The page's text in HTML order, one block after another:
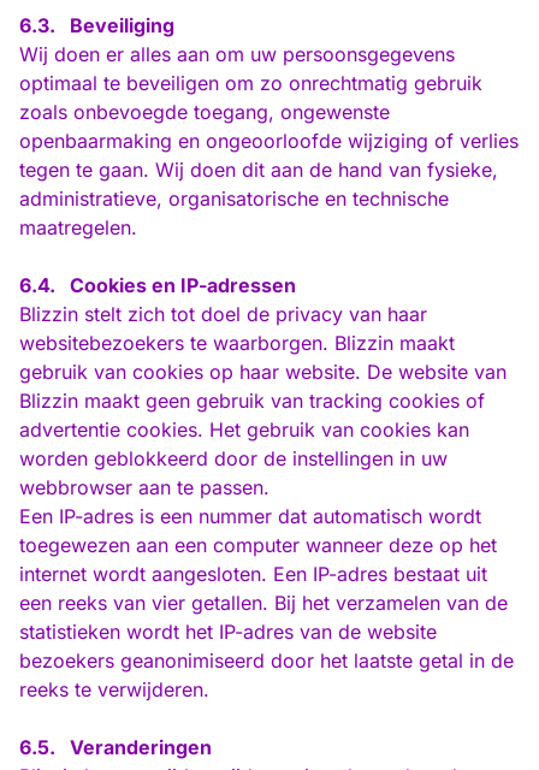
6.3.
Beveiliging
Wij doen er alles aan om uw persoonsgegevens
optimaal te beveiligen om zo onrechtmatig gebruik
zoals onbevoegde toegang, ongewenste
openbaarmaking en ongeoorloofde wijziging of verlies
tegen te gaan. Wij doen dit aan de hand van fysieke,
administratieve, organisatorische en technische
maatregelen.
6.4.
Cookies en IP-adressen
Blizzin stelt zich tot doel de privacy van haar
websitebezoekers te waarborgen. Blizzin maakt
gebruik van cookies op haar website. De website van
Blizzin maakt geen gebruik van tracking cookies of
advertentie cookies. Het gebruik van cookies kan
worden geblokkeerd door de instellingen in uw
webbrowser aan te passen.
Een IP-adres is een nummer dat automatisch wordt
toegewezen aan een computer wanneer deze op het
internet wordt aangesloten. Een IP-adres bestaat uit
een reeks van vier getallen. Bij het verzamelen van de
statistieken wordt het IP-adres van de website
bezoekers geanonimiseerd door het laatste getal in de
reeks te verwijderen.
6.5.
Veranderingen